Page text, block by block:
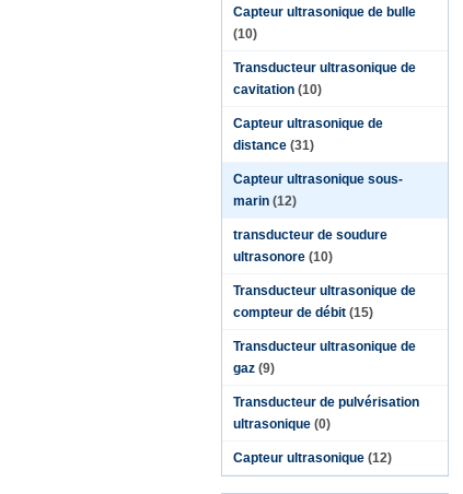
Capteur ultrasonique de bulle
(10)
Transducteur ultrasonique de
cavitation (10)
Capteur ultrasonique de
distance (31)
Capteur ultrasonique sous-
marin (12)
transducteur de soudure
ultrasonore (10)
Transducteur ultrasonique de
compteur de débit (15)
Transducteur ultrasonique de
gaz (9)
Transducteur de pulvérisation
ultrasonique (0)
Capteur ultrasonique (12)